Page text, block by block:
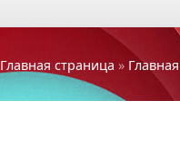
Главная страница » Главная